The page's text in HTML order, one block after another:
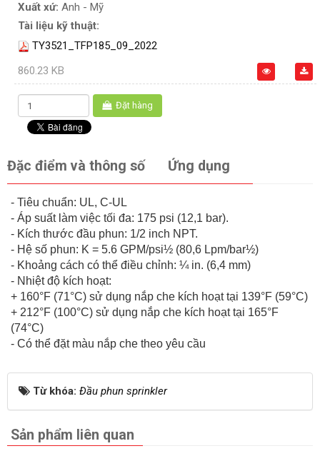
Xuất xứ: Anh - Mỹ
Tài liệu kỹ thuật:
TY3521_TFP185_09_2022
860.23 KB
Đặt hàng
Đặc điểm và thông số Ứng dụng
- Tiêu chuẩn: UL, C-UL
- Áp suất làm việc tối đa: 175 psi (12,1 bar).
- Kích thước đầu phun: 1/2 inch NPT.
- Hệ số phun: K = 5.6 GPM/psi½ (80,6 Lpm/bar½)
- Khoảng cách có thể điều chỉnh: ¼ in. (6,4 mm)
- Nhiệt độ kích hoạt:
+ 160°F (71°C) sử dụng nắp che kích hoạt tại 139°F (59°C)
+ 212°F (100°C) sử dụng nắp che kích hoạt tại 165°F
(74°C)
- Có thể đặt màu nắp che theo yêu cầu
Từ khóa: Đầu phun sprinkler
Sản phẩm liên quan